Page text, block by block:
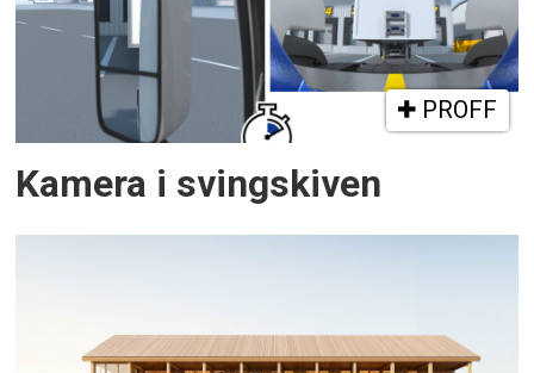
PROFF
Kamera i svingskiven